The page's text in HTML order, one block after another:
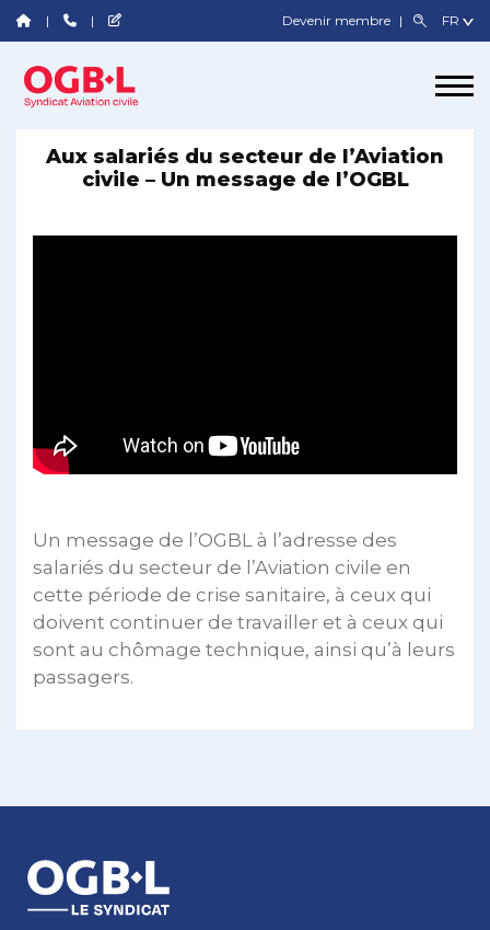
Devenir membre
Aux salariés du secteur de l’Aviation
civile – Un message de l’OGBL
Un message de l’OGBL à l’adresse des
salariés du secteur de l’Aviation civile en
cette période de crise sanitaire, à ceux qui
doivent continuer de travailler et à ceux qui
sont au chômage technique, ainsi qu’à leurs
passagers.